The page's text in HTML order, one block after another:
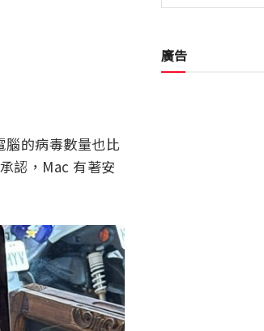
的病毒數量也比
認，Mac 有著安
廣告